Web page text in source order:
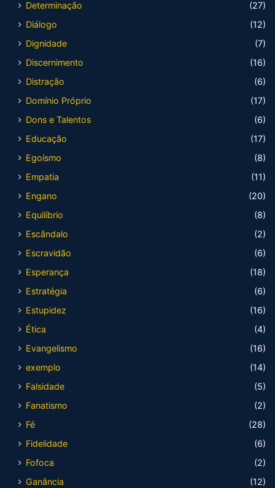
Determinação
(27)
Diálogo
(12)
Dignidade
(7)
Discernimento
(16)
Distração
(6)
Domínio Próprio
(17)
Dons e Talentos
(6)
Educação
(17)
Egoísmo
(8)
Empatia
(11)
Engano
(20)
Equilíbrio
(8)
Escândalo
(2)
Escravidão
(6)
Esperança
(18)
Estratégia
(6)
Estupidez
(16)
Ética
(4)
Evangelismo
(16)
exemplo
(14)
Falsidade
(5)
Fanatismo
(2)
Fé
(28)
Fidelidade
(6)
Fofoca
(2)
Ganância
(12)